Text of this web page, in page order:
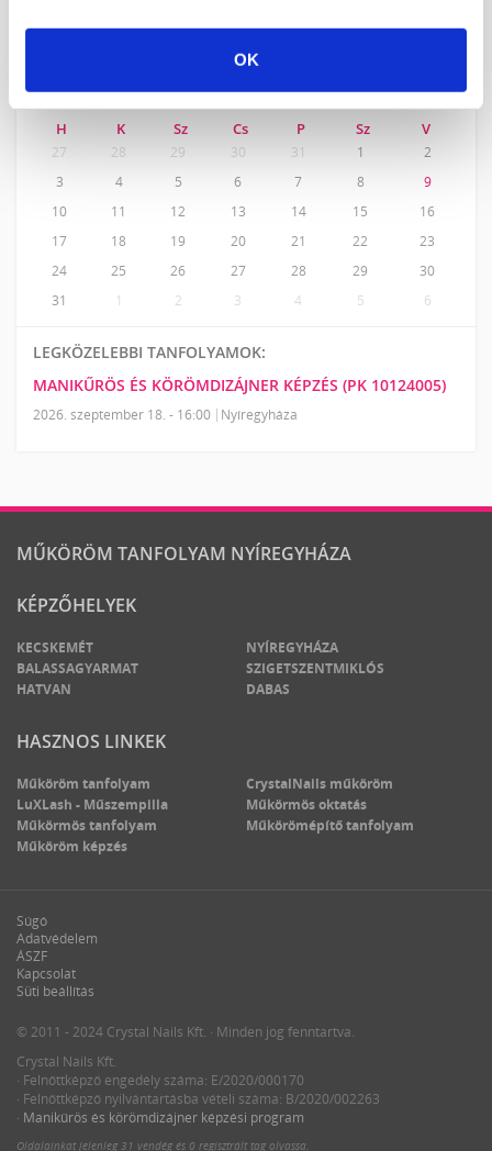
OK
2026. AUGUSZTUS
H K Sz Cs P Sz V
27 28 29 30 31 1
2
3
4 5 6 7 8
9
10
11 12 13 14 15
16
17
18 19 20 21 22
23
24
25 26 27 28 29
30
31
1 2 3 4 5 6
LEGKÖZELEBBI TANFOLYAMOK:
MANIKŰRÖS ÉS KÖRÖMDIZÁJNER KÉPZÉS (PK 10124005)
2026. szeptember 18. - 16:00 Nyíregyháza
MŰKÖRÖM TANFOLYAM NYÍREGYHÁZA
KÉPZŐHELYEK
KECSKEMÉT
NYÍREGYHÁZA
BALASSAGYARMAT
SZIGETSZENTMIKLÓS
HATVAN
DABAS
HASZNOS LINKEK
Műköröm tanfolyam
CrystalNails műköröm
LuXLash - Műszempilla
Műkörmös oktatás
Műkörmös tanfolyam
Műkörömépítő tanfolyam
Műköröm képzés
Súgó
Adatvédelem
ÁSZF
Kapcsolat
Süti beállítás
© 2011 - 2024 Crystal Nails Kft. · Minden jog fenntartva.
Crystal Nails Kft.
· Felnőttképző engedély száma: E/2020/000170
· Felnőttképző nyilvántartásba vételi száma: B/2020/002263
· Manikűrös és körömdizájner képzési program
Oldalainkat jelenleg 31 vendég és 0 regisztrált tag olvassa.